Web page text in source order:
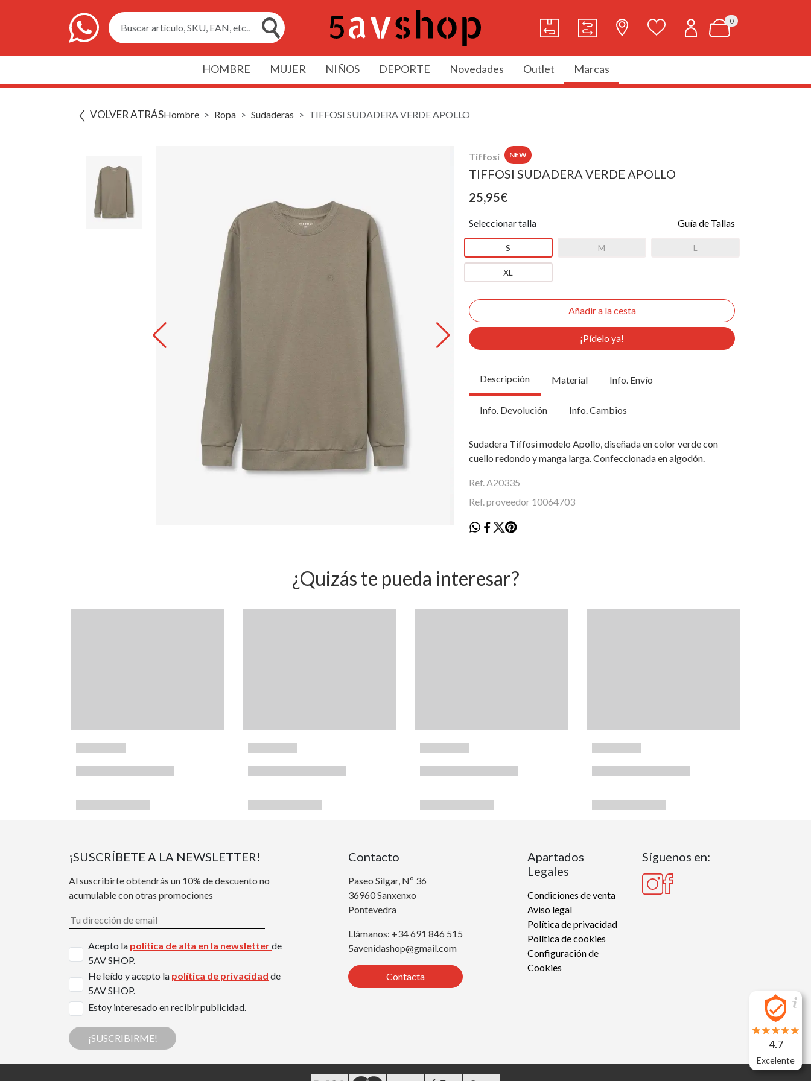
Buscar artículo, SKU, EAN, etc..
0
HOMBRE MUJER NIÑOS DEPORTE Novedades Outlet Marcas
VOLVER ATRÁSHombre Ropa Sudaderas TIFFOSI SUDADERA VERDE APOLLO
Tiffosi NEW
TIFFOSI SUDADERA VERDE APOLLO
25,95€
Seleccionar talla Guía de Tallas
S M L
XL
¡Pídelo ya!
Descripción Material Info. Envío
Info. Devolución Info. Cambios
Sudadera Tiffosi modelo Apollo, diseñada en color verde con
cuello redondo y manga larga. Confeccionada en algodón.
Ref. A20335
Ref. proveedor 10064703
¿Quizás te pueda interesar?
¡SUSCRÍBETE A LA NEWSLETTER!
Al suscribirte obtendrás un 10% de descuento no
acumulable con otras promociones
Acepto la política de alta en la newsletterde
5AV SHOP.
He leído y acepto la política de privacidad de
5AV SHOP.
Estoy interesado en recibir publicidad.
¡SUSCRIBIRME!
Contacto
Paseo Silgar, Nº 36
36960 Sanxenxo
Pontevedra
Llámanos: +34 691 846 515
5avenidashop@gmail.com
Contacta
Apartados
Legales
Condiciones de venta
Aviso legal
Política de privacidad
Política de cookies
Configuración de
Cookies
Síguenos en:
4.7
Excelente